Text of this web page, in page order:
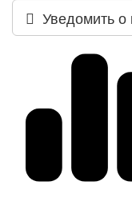
Уведомить о